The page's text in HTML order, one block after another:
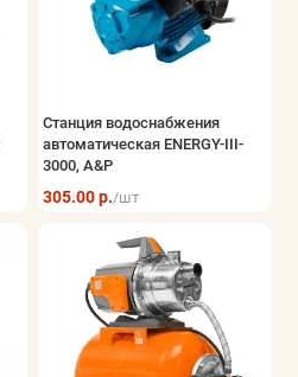
Станция водоснабжения
автоматическая ENERGY-III-
3000, A&P
305.00 р./шт